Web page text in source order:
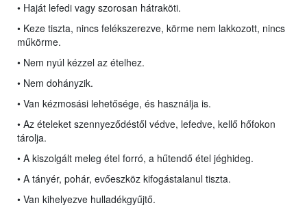
• Haját lefedi vagy szorosan hátraköti.
• Keze tiszta, nincs felékszerezve, körme nem lakkozott, nincs
műkörme.
• Nem nyúl kézzel az ételhez.
• Nem dohányzik.
• Van kézmosási lehetősége, és használja is.
• Az ételeket szennyeződéstől védve, lefedve, kellő hőfokon
tárolja.
• A kiszolgált meleg étel forró, a hűtendő étel jéghideg.
• A tányér, pohár, evőeszköz kifogástalanul tiszta.
• Van kihelyezve hulladékgyűjtő.